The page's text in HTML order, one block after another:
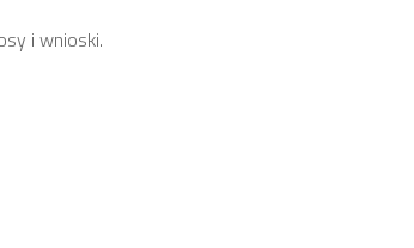
i wnioski.